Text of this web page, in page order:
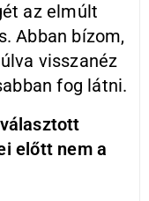
az elmúlt
Abban bízom,
visszanéz
fog látni.
előtt nem a